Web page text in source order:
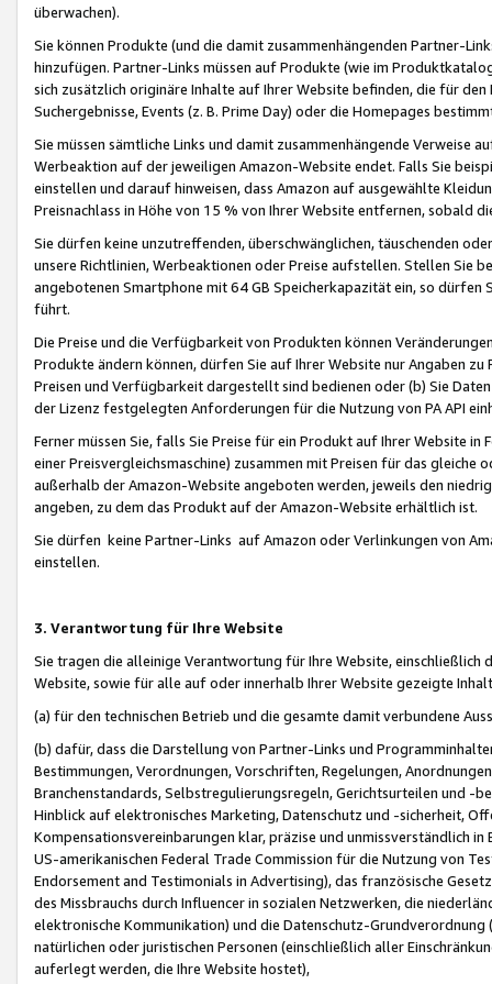
überwachen).
Sie können Produkte (und die damit zusammenhängenden Partner-
hinzufügen. Partner-Links müssen auf Produkte (wie im
sich zusätzlich originäre Inhalte auf Ihrer Website befinden, die für
Suchergebnisse, Events (z. B. Prime Day) oder die Homepages
Sie müssen sämtliche Links und damit zusammenhängende
Werbeaktion auf der jeweiligen Amazon-Website endet. Falls Sie
einstellen und darauf hinweisen, dass Amazon auf ausgewählte
Preisnachlass in Höhe von 15 % von Ihrer Website entfernen, sobald
Sie dürfen keine unzutreffenden, überschwänglichen, täuschenden
unsere Richtlinien, Werbeaktionen oder Preise aufstellen. Stellen Sie
angebotenen Smartphone mit 64 GB Speicherkapazität ein, so dürfen
führt.
Die Preise und die Verfügbarkeit von Produkten können
Produkte ändern können, dürfen Sie auf Ihrer Website nur Angaben
Preisen und Verfügbarkeit dargestellt sind bedienen oder (b) Sie
der Lizenz festgelegten Anforderungen für die Nutzung von PA API
Ferner müssen Sie, falls Sie Preise für ein Produkt auf Ihrer Website
einer Preisvergleichsmaschine) zusammen mit Preisen für das
außerhalb der Amazon-Website angeboten werden, jeweils den
angeben, zu dem das Produkt auf der Amazon-Website erhältlich ist.
Sie dürfen keine Partner-Links auf Amazon oder Verlinkungen von
einstellen.
3. Verantwortung für Ihre Website
Sie tragen die alleinige Verantwortung für Ihre Website,
Website, sowie für alle auf oder innerhalb Ihrer Website gezeigte
(a) für den technischen Betrieb und die gesamte damit verbundene
(b) dafür, dass die Darstellung von Partner-Links und
Bestimmungen, Verordnungen, Vorschriften, Regelungen,
Branchenstandards, Selbstregulierungsregeln, Gerichtsurteilen und -
Hinblick auf elektronisches Marketing, Datenschutz und -sicherheit,
Kompensationsvereinbarungen klar, präzise und unmissverständlich
US-amerikanischen Federal Trade Commission für die Nutzung von
Endorsement and Testimonials in Advertising), das französische
des Missbrauchs durch Influencer in sozialen Netzwerken, die
elektronische Kommunikation) und die Datenschutz-
natürlichen oder juristischen Personen (einschließlich aller
auferlegt werden, die Ihre Website hostet),